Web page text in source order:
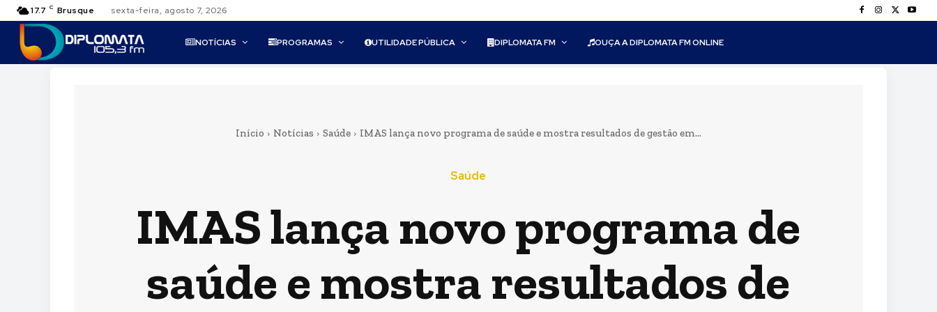
17.7 C Brusque sexta-feira, agosto 7, 2026
NOTÍCIAS PROGRAMAS UTILIDADE PÚBLICA DIPLOMATA FM OUÇA A DIPLOMATA FM ONLINE
Início Notícias Saúde IMAS lança novo programa de saúde e mostra resultados de gestão em...
Saúde
IMAS lança novo programa de
saúde e mostra resultados de